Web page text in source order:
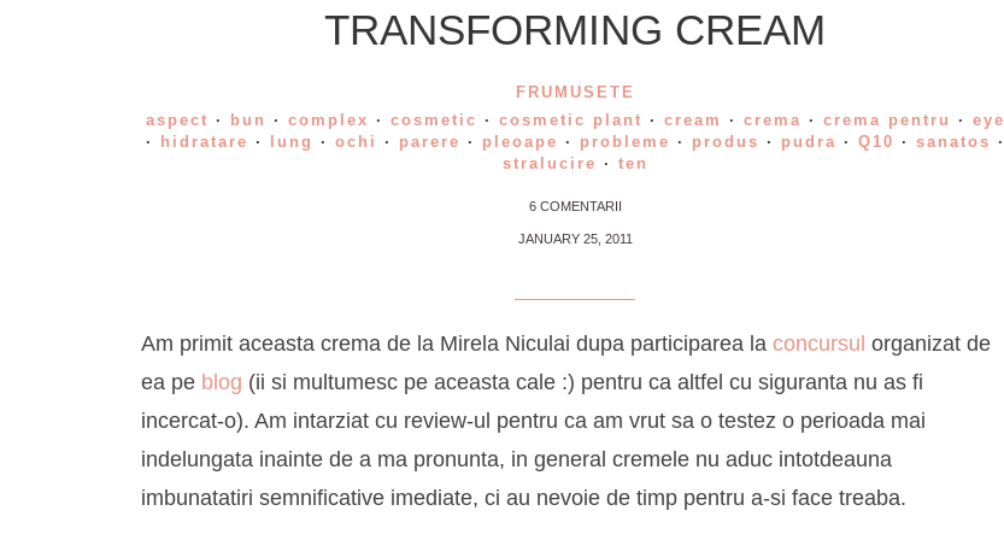
TRANSFORMING CREAM
FRUMUSETE
aspect · bun · complex · cosmetic · cosmetic plant · cream · crema · crema pentru · eye
·
hidratare · lung · ochi · parere · pleoape · probleme · produs · pudra · Q10 · sanatos ·
stralucire · ten
6 COMENTARII
JANUARY 25, 2011
Am primit aceasta crema de la Mirela Niculai dupa participarea la concursul organizat de
ea pe blog (ii si multumesc pe aceasta cale :) pentru ca altfel cu siguranta nu as fi
incercat-o). Am intarziat cu review-ul pentru ca am vrut sa o testez o perioada mai
indelungata inainte de a ma pronunta, in general cremele nu aduc intotdeauna
imbunatatiri semnificative imediate, ci au nevoie de timp pentru a-si face treaba.